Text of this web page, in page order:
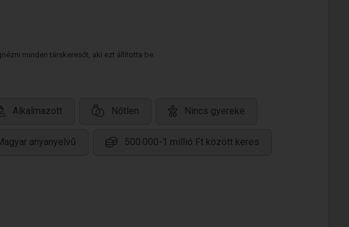
minden társkeresőt, aki ezt állította be.
Alkalmazott Nőtlen Nincs gyereke
anyanyelvű 500.000-1 millió Ft között keres